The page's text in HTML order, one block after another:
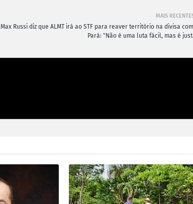
MAIS
Max Russi diz que ALMT irá ao STF para reaver território na divisa
Pará: "Não é uma luta fácil, mas é